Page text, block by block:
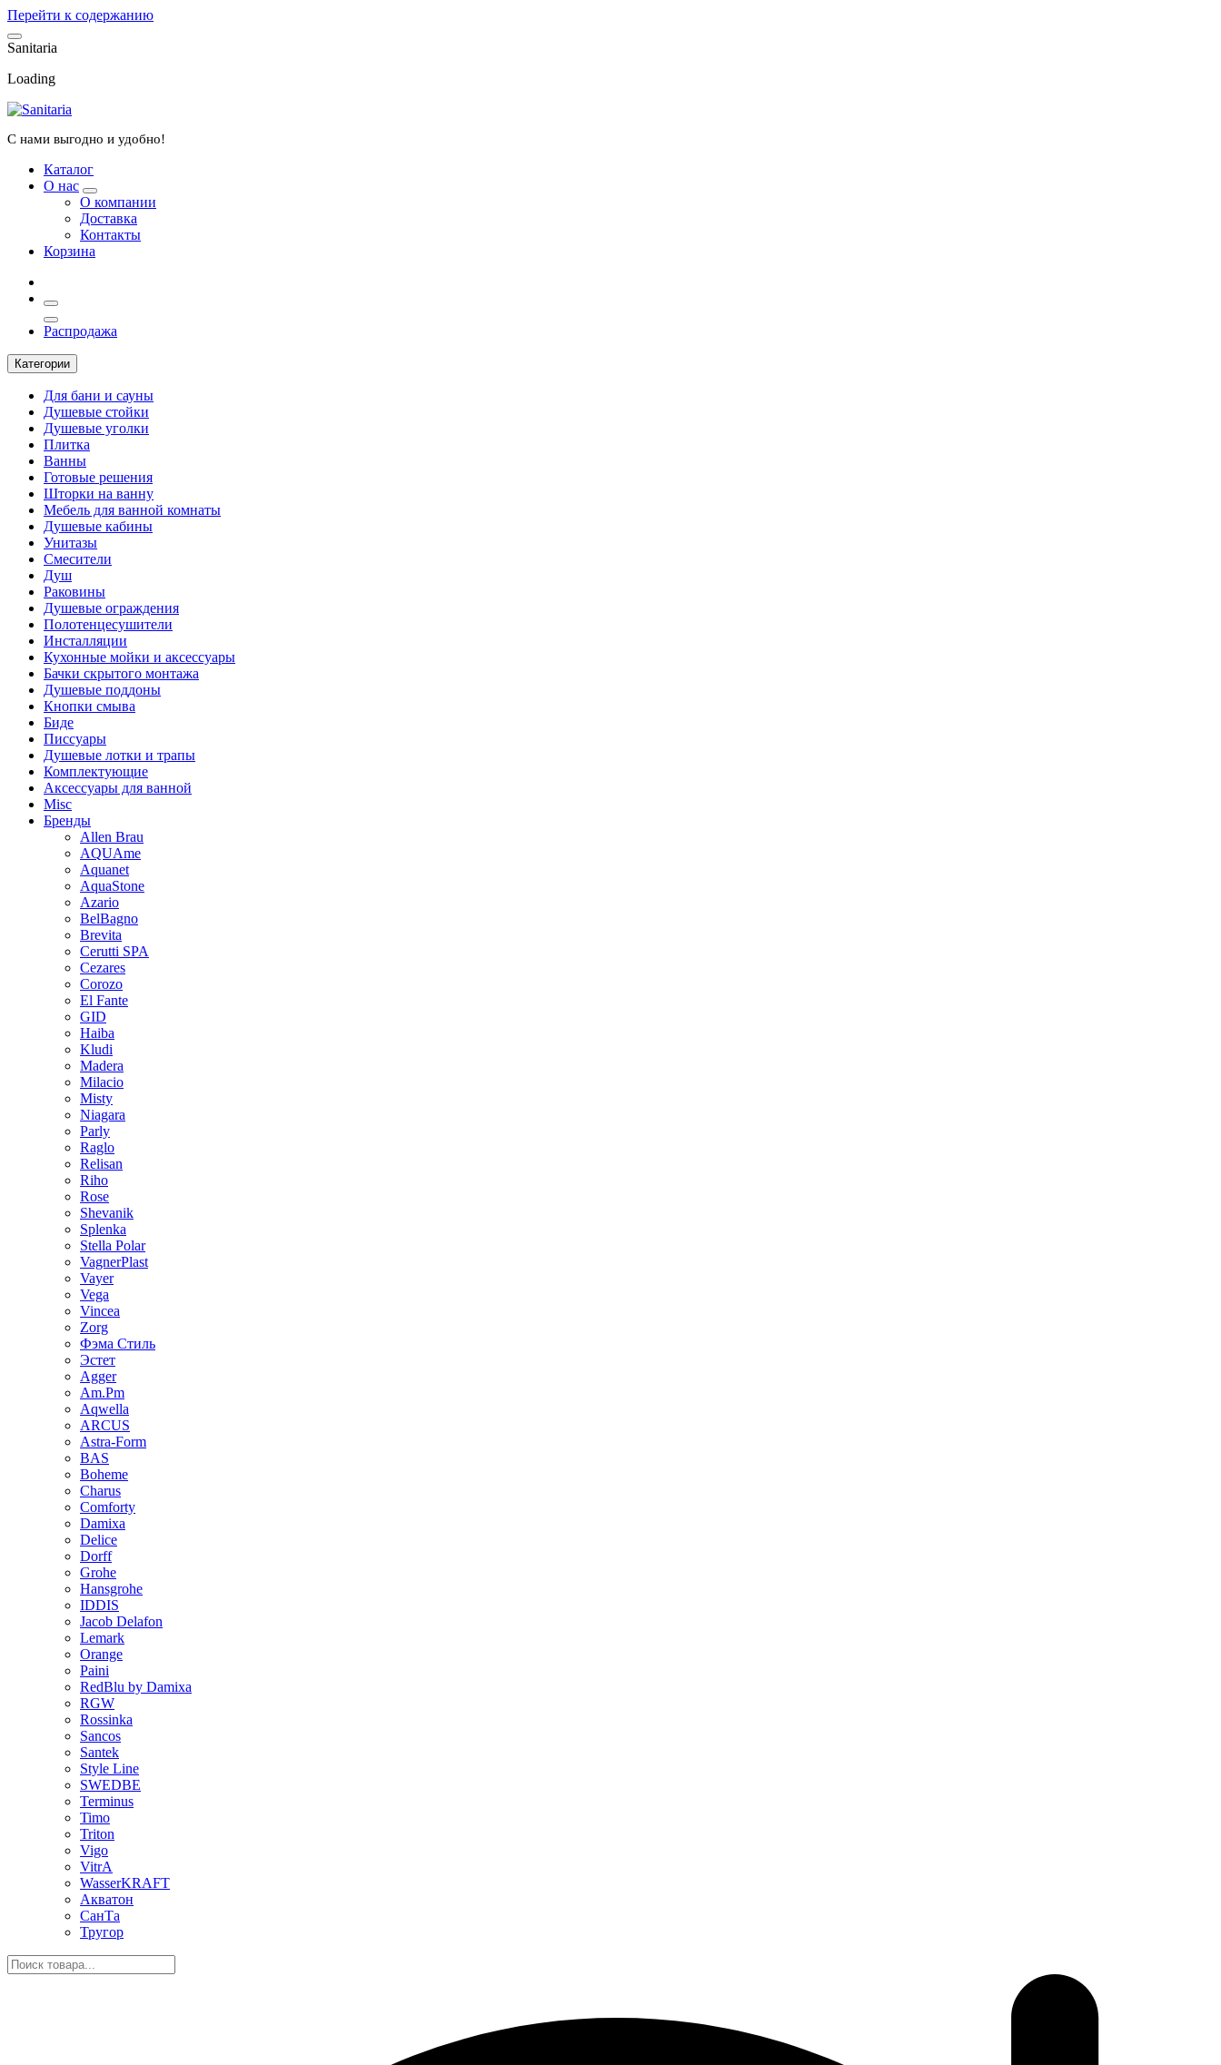
Перейти к содержанию
Sanitaria
Loading
С нами выгодно и удобно!
Каталог
О нас
О компании
Доставка
Контакты
Корзина
Распродажа
Категории
Для бани и сауны
Душевые стойки
Душевые уголки
Плитка
Ванны
Готовые решения
Шторки на ванну
Мебель для ванной комнаты
Душевые кабины
Унитазы
Смесители
Душ
Раковины
Душевые ограждения
Полотенцесушители
Инсталляции
Кухонные мойки и аксессуары
Бачки скрытого монтажа
Душевые поддоны
Кнопки смыва
Биде
Писсуары
Душевые лотки и трапы
Комплектующие
Аксессуары для ванной
Misc
Бренды
Allen Brau
AQUAme
Aquanet
AquaStone
Azario
BelBagno
Brevita
Cerutti SPA
Cezares
Corozo
El Fante
GID
Haiba
Kludi
Madera
Milacio
Misty
Niagara
Parly
Raglo
Relisan
Riho
Rose
Shevanik
Splenka
Stella Polar
VagnerPlast
Vayer
Vega
Vincea
Zorg
Фэма Стиль
Эстет
Agger
Am.Pm
Aqwella
ARCUS
Astra-Form
BAS
Boheme
Charus
Comforty
Damixa
Delice
Dorff
Grohe
Hansgrohe
IDDIS
Jacob Delafon
Lemark
Orange
Paini
RedBlu by Damixa
RGW
Rossinka
Sancos
Santek
Style Line
SWEDBE
Terminus
Timo
Triton
Vigo
VitrA
WasserKRAFT
Акватон
СанТа
Тругор